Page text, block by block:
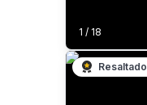
1 / 18
Resaltado